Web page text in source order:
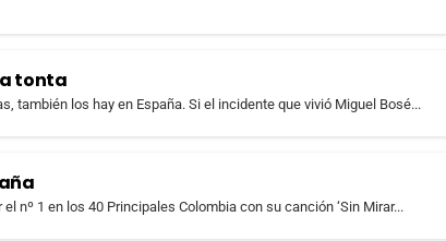
tonta
también los hay en España. Si el incidente que vivió Miguel Bosé...
nº 1 en los 40 Principales Colombia con su canción ‘Sin Mirar...